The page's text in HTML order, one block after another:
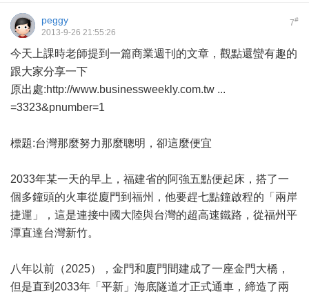
7#
peggy
2013-9-26 21:55:26
今天上課時老師提到一篇商業週刊的文章，觀點還蠻有趣的
跟大家分享一下
原出處:http://www.businessweekly.com.tw ...
=3323&pnumber=1
標題:台灣那麼努力那麼聰明，卻這麼便宜
2033年某一天的早上，福建省的阿強五點便起床，搭了一
個多鐘頭的火車從廈門到福州，他要趕七點鐘啟程的「兩岸
捷運」，這是連接中國大陸與台灣的超高速鐵路，從福州平
潭直達台灣新竹。
八年以前（2025），金門和廈門間建成了一座金門大橋，
但是直到2033年「平新」海底隧道才正式通車，締造了兩